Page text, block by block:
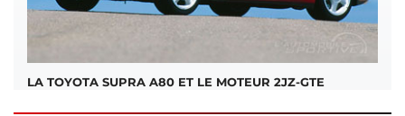
LA TOYOTA SUPRA A80 ET LE MOTEUR 2JZ-GTE